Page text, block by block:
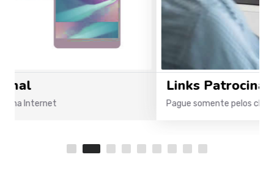
Links Patrocinados
Pague somente pelos cliques